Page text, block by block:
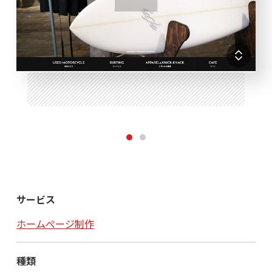
1 2
サービス
ホームぺージ制作
種類